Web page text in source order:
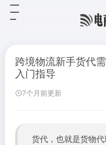
跨境物流新手货代
入门指导
7个月前更新
货代，也就是货物